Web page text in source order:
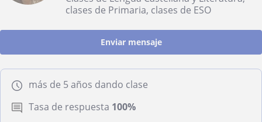
clases de Primaria, clases de ESO
Enviar mensaje
más de 5 años dando clase
Tasa de respuesta 100%